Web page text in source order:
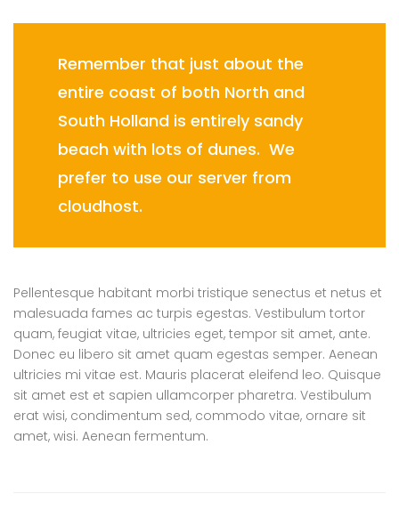
Remember that just about the
entire coast of both North and
South Holland is entirely sandy
beach with lots of dunes. We
prefer to use our server from
cloudhost.
Pellentesque habitant morbi tristique senectus et netus et
malesuada fames ac turpis egestas. Vestibulum tortor
quam, feugiat vitae, ultricies eget, tempor sit amet, ante.
Donec eu libero sit amet quam egestas semper. Aenean
ultricies mi vitae est. Mauris placerat eleifend leo. Quisque
sit amet est et sapien ullamcorper pharetra. Vestibulum
erat wisi, condimentum sed, commodo vitae, ornare sit
amet, wisi. Aenean fermentum.